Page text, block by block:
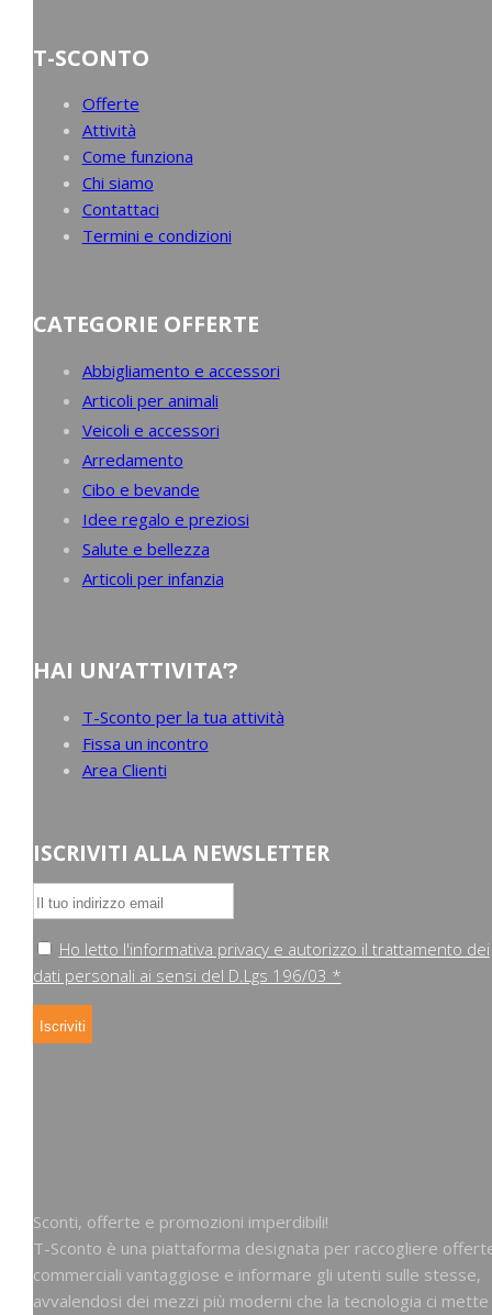
T-SCONTO
Offerte
Attività
Come funziona
Chi siamo
Contattaci
Termini e condizioni
CATEGORIE OFFERTE
Abbigliamento e accessori
Articoli per animali
Veicoli e accessori
Arredamento
Cibo e bevande
Idee regalo e preziosi
Salute e bellezza
Articoli per infanzia
HAI UN’ATTIVITA’?
T-Sconto per la tua attività
Fissa un incontro
Area Clienti
ISCRIVITI ALLA NEWSLETTER
Ho letto l'informativa privacy e autorizzo il trattamento dei
dati personali ai sensi del D.Lgs 196/03 *
Sconti, offerte e promozioni imperdibili!
T-Sconto è una piattaforma designata per raccogliere
commerciali vantaggiose e informare gli utenti sulle stesse,
avvalendosi dei mezzi più moderni che la tecnologia ci mette